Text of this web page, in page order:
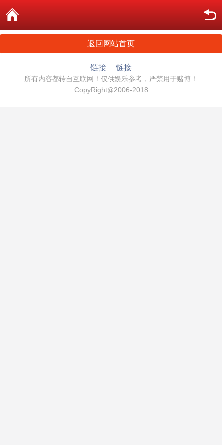
返回网站首页
链接 链接
所有内容都转自互联网！仅供娱乐参考，严禁用于赌博！
CopyRight@2006-2018